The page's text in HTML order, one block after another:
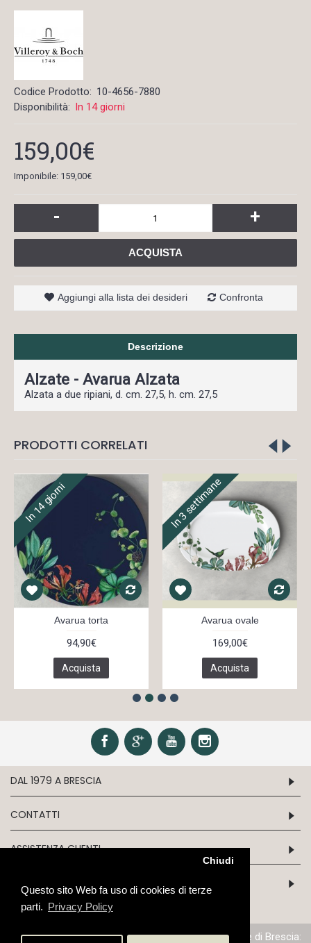
Questo sito Web fa uso di cookies di terze
parti. Privacy Policy
Chiudi
Codice Prodotto: 10-4656-7880
Disponibilità: In 14 giorni
159,00€
Imponibile: 159,00€
- +
ACQUISTA
Aggiungi alla lista dei desideri Confronta
Descrizione
Alzate - Avarua Alzata
Alzata a due ripiani, d. cm. 27,5, h. cm. 27,5
PRODOTTI CORRELATI
In 14 giorni
Avarua torta
94,90€
Acquista
In 3 settimane
Avarua ovale
169,00€
Acquista
DAL 1979 A BRESCIA
CONTATTI
ASSISTENZA CLIENTI
INFORMATION
P.IVA/C.F. 03243970179 - N.iscrizione al Reg. Imprese di Brescia: